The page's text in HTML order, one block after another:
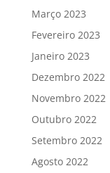
Março 2023
Fevereiro 2023
Janeiro 2023
Dezembro 2022
Novembro 2022
Outubro 2022
Setembro 2022
Agosto 2022